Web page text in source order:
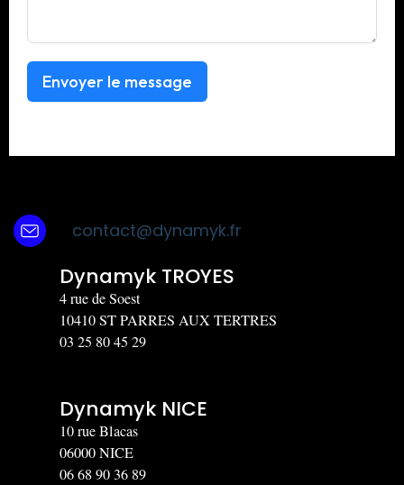
Envoyer le message
contact@dynamyk.fr
Dynamyk TROYES
4 rue de Soest
10410 ST PARRES AUX TERTRES
03 25 80 45 29
Dynamyk NICE
10 rue Blacas
06000 NICE
06 68 90 36 89